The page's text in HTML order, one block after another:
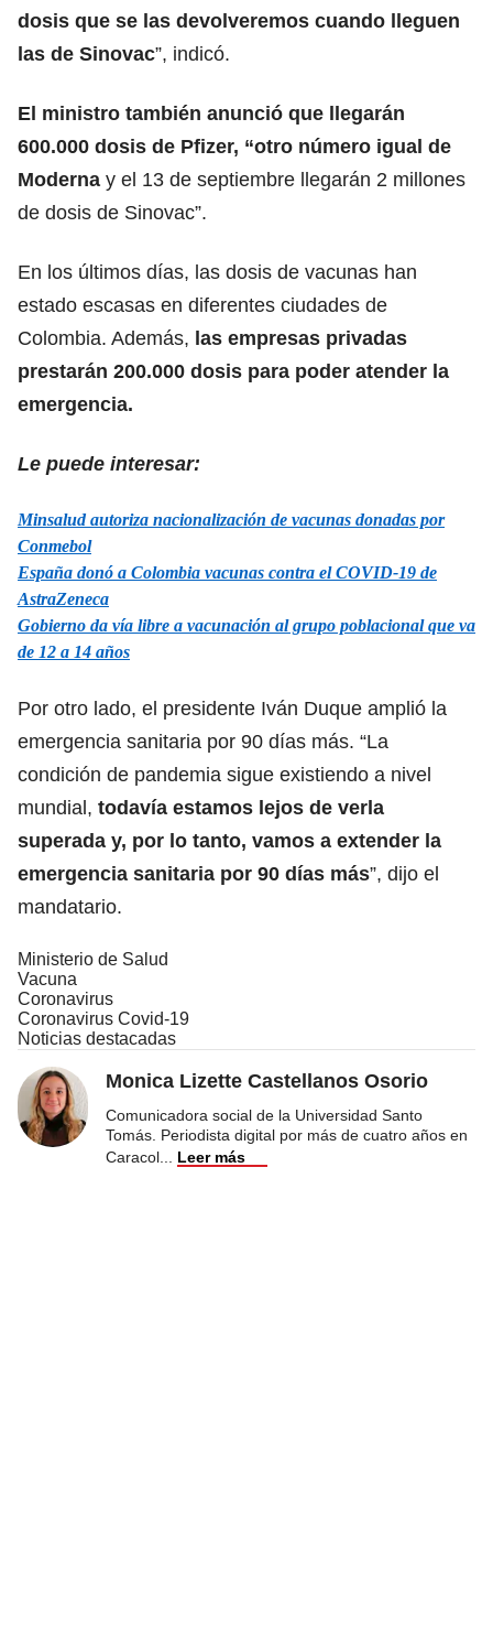
dosis que se las devolveremos cuando lleguen
las de Sinovac”, indicó.
El ministro también anunció que llegarán
600.000 dosis de Pfizer, “otro número igual de
Moderna y el 13 de septiembre llegarán 2 millones
de dosis de Sinovac”.
En los últimos días, las dosis de vacunas han
estado escasas en diferentes ciudades de
Colombia. Además, las empresas privadas
prestarán 200.000 dosis para poder atender la
emergencia.
Le puede interesar:
Minsalud autoriza nacionalización de vacunas donadas por
Conmebol
España donó a Colombia vacunas contra el COVID-19 de
AstraZeneca
Gobierno da vía libre a vacunación al grupo poblacional que va
de 12 a 14 años
Por otro lado, el presidente Iván Duque amplió la
emergencia sanitaria por 90 días más. “La
condición de pandemia sigue existiendo a nivel
mundial, todavía estamos lejos de verla
superada y, por lo tanto, vamos a extender la
emergencia sanitaria por 90 días más”, dijo el
mandatario.
Ministerio de Salud
Vacuna
Coronavirus
Coronavirus Covid-19
Noticias destacadas
Monica Lizette Castellanos Osorio
Comunicadora social de la Universidad Santo
Tomás. Periodista digital por más de cuatro años en
Caracol
Leer más